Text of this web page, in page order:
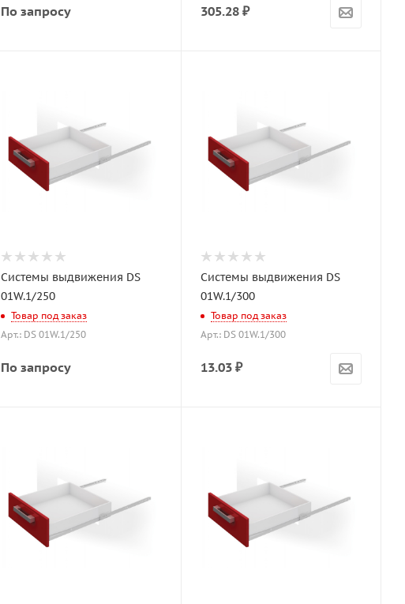
По запросу 305.28 ₽
Системы выдвижения DS
01W.1/250
Товар под заказ
Арт.: DS 01W.1/250
По запросу
Системы выдвижения DS
01W.1/300
Товар под заказ
Арт.: DS 01W.1/300
13.03 ₽